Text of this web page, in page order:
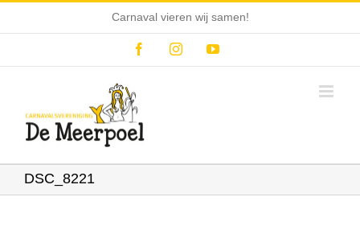
Carnaval vieren wij samen!
FacebookInstagramYouTube
DSC_8221